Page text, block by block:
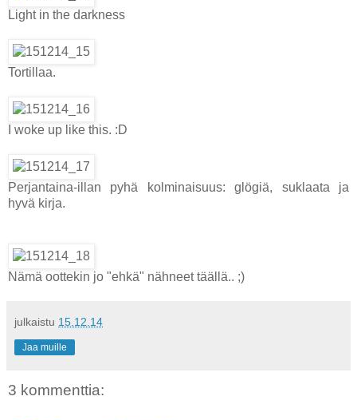
Light in the darkness
Tortillaa.
I woke up like this. :D
Perjantaina-illan pyhä kolminaisuus: glögiä, suklaata ja
hyvä kirja.
Nämä oottekin jo "ehkä" nähneet täällä.. ;)
julkaistu 15.12.14
Jaa muille
3 kommenttia: